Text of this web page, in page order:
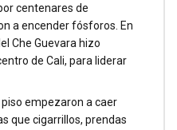
centenares de
a encender fósforos. En
Che Guevara hizo
de Cali, para liderar
empezaron a caer
que cigarrillos, prendas